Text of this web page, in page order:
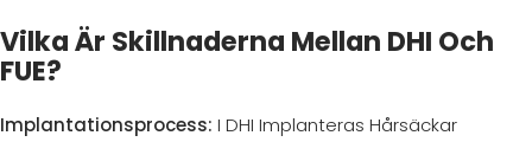
Vilka Är Skillnaderna Mellan DHI Och
FUE?
Implantationsprocess: I DHI Implanteras Hårsäckar